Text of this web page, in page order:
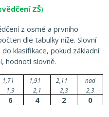
ZŠ)
z osmé a prvního
dle tabulky níže. Slovní
klasifikace, pokud základní
hodnotí slovně.
1,71 –
1,9
1,91 –
2,1
2,11 –
2,3
nad
2,3
6 4 2 0